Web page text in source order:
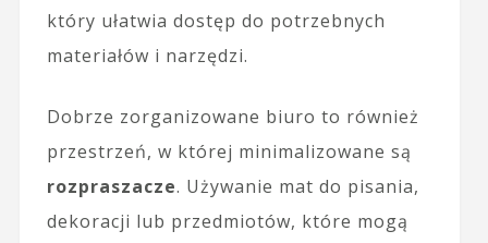
który ułatwia dostęp do potrzebnych
materiałów i narzędzi.
Dobrze zorganizowane biuro to również
przestrzeń, w której minimalizowane są
rozpraszacze. Używanie mat do pisania,
dekoracji lub przedmiotów, które mogą